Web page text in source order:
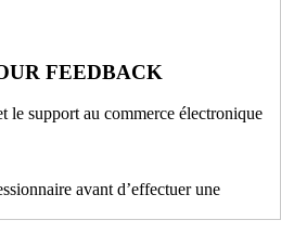
FEEDBACK
le support au commerce électronique
avant d’effectuer une